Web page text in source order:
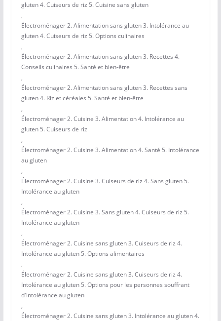
gluten 4. Cuiseurs de riz 5. Cuisine sans gluten
,
Électroménager 2. Alimentation sans gluten 3. Intolérance au
gluten 4. Cuiseurs de riz 5. Options culinaires
,
Électroménager 2. Alimentation sans gluten 3. Recettes 4.
Conseils culinaires 5. Santé et bien-être
,
Électroménager 2. Alimentation sans gluten 3. Recettes sans
gluten 4. Riz et céréales 5. Santé et bien-être
,
Électroménager 2. Cuisine 3. Alimentation 4. Intolérance au
gluten 5. Cuiseurs de riz
,
Électroménager 2. Cuisine 3. Alimentation 4. Santé 5. Intolérance
au gluten
,
Électroménager 2. Cuisine 3. Cuiseurs de riz 4. Sans gluten 5.
Intolérance au gluten
,
Électroménager 2. Cuisine 3. Sans gluten 4. Cuiseurs de riz 5.
Intolérance au gluten
,
Électroménager 2. Cuisine sans gluten 3. Cuiseurs de riz 4.
Intolérance au gluten 5. Options alimentaires
,
Électroménager 2. Cuisine sans gluten 3. Cuiseurs de riz 4.
Intolérance au gluten 5. Options pour les personnes souffrant
d'intolérance au gluten
,
Électroménager 2. Cuisine sans gluten 3. Intolérance au gluten 4.